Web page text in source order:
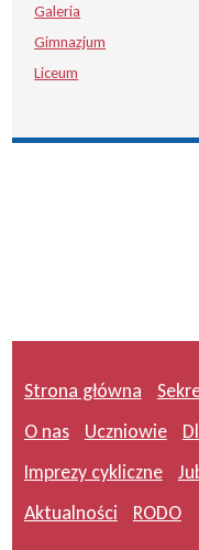
Galeria
Gimnazjum
Liceum
Strona główna
O nas
Uczniowie
Imprezy cykliczne
Aktualności
RODO